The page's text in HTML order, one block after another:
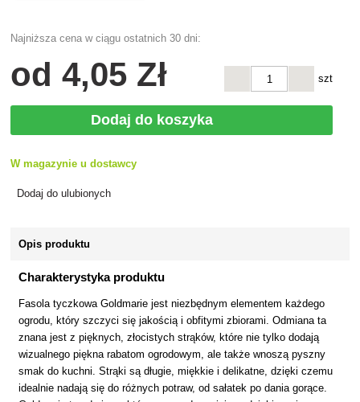
Najniższa cena w ciągu ostatnich 30 dni:
od4,05 Zł szt
Dodaj do koszyka
W magazynie u dostawcy
Dodaj do ulubionych
Opis produktu
Charakterystyka produktu
Fasola tyczkowa Goldmarie jest niezbędnym elementem każdego
ogrodu, który szczyci się jakością i obfitymi zbiorami. Odmiana ta
znana jest z pięknych, złocistych strąków, które nie tylko dodają
wizualnego piękna rabatom ogrodowym, ale także wnoszą pyszny
smak do kuchni. Strąki są długie, miękkie i delikatne, dzięki czemu
idealnie nadają się do różnych potraw, od sałatek po dania gorące.